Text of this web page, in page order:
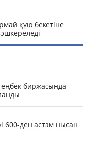
құю бекетіне
биржасында
600-ден астам нысан